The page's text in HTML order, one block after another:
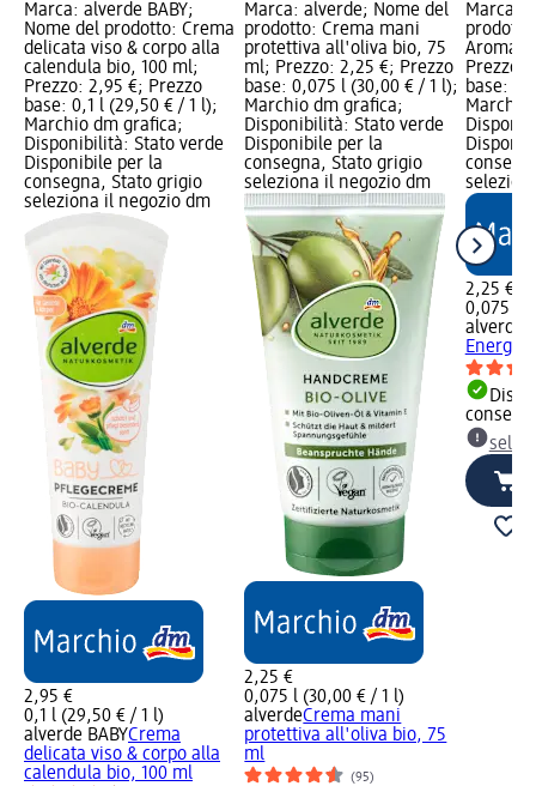
Marca: alverde BABY;
Nome del prodotto: Crema
delicata viso & corpo alla
calendula bio, 100 ml;
Prezzo: 2,95 €; Prezzo
base: 0,1 l (29,50 € / 1 l);
Marchio dm grafica;
Disponibilità: Stato verde
Disponibile per la
consegna, Stato grigio
seleziona il negozio dm
2,95 €
0,1 l (29,50 € / 1 l)
alverde BABYCrema
delicata viso & corpo alla
calendula bio, 100 ml
Marca: alverde; Nome del
prodotto: Crema mani
protettiva all'oliva bio, 75
ml; Prezzo: 2,25 €; Prezzo
base: 0,075 l (30,00 € / 1 l);
Marchio dm grafica;
Disponibilità: Stato verde
Disponibile per la
consegna, Stato grigio
seleziona il negozio dm
2,25 €
0,075 l (30,00 € / 1 l)
alverdeCrema mani
protettiva all'oliva bio, 75
ml
(95)
Marca:
Aroma
Prezzo:
base:
Marchio
2,25 €
0,075 l
alverde